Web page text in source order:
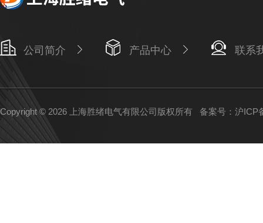
公司简介 产品中心 联系
Copyright © 2026 上海胜绪电气有限公司版权所有 备案号：沪ICP